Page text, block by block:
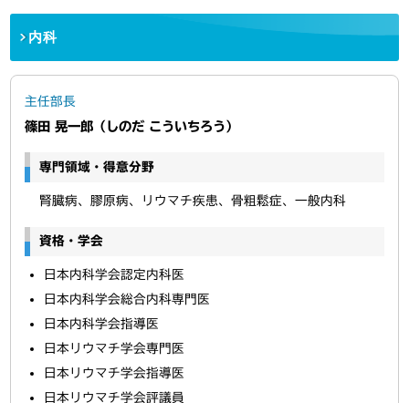
内科
主任部長
篠田 晃一郎（しのだ こういちろう）
専門領域・得意分野
腎臓病、膠原病、リウマチ疾患、骨粗鬆症、一般内科
資格・学会
日本内科学会認定内科医
日本内科学会総合内科専門医
日本内科学会指導医
日本リウマチ学会専門医
日本リウマチ学会指導医
日本リウマチ学会評議員